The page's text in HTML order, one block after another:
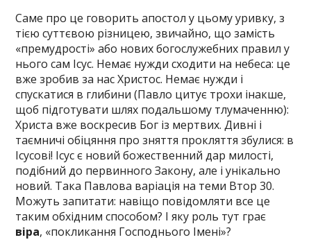
Саме про це говорить апостол у цьому уривку, з
тією суттєвою різницею, звичайно, що замість
«премудрості» або нових богослужебних правил у
нього сам Ісус. Немає нужди сходити на небеса: це
вже зробив за нас Христос. Немає нужди і
спускатися в глибини (Павло цитує трохи інакше,
щоб підготувати шлях подальшому тлумаченню):
Христа вже воскресив Бог із мертвих. Дивні і
таємничі обіцяння про зняття прокляття збулися: в
Ісусові! Ісус є новий божественний дар милості,
подібний до первинного Закону, але і унікально
новий. Така Павлова варіація на теми Втор 30.
Можуть запитати: навіщо повідомляти все це
таким обхідним способом? І яку роль тут грає
віра, «покликання Господнього Імені»?